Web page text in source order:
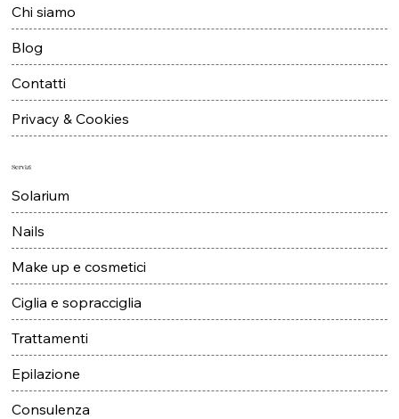
Chi siamo
Blog
Contatti
Privacy & Cookies
Servizi
Solarium
Nails
Make up e cosmetici
Ciglia e sopracciglia
Trattamenti
Epilazione
Consulenza